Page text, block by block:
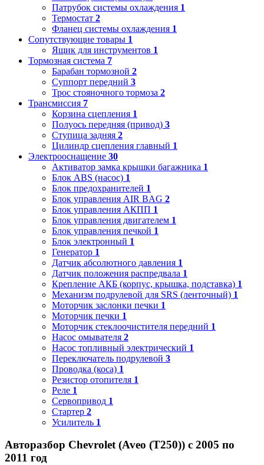
Патрубок системы охлаждения 1
Термостат 2
Фланец системы охлаждения 1
Сопутствующие товары 1
Ящик для инструментов 1
Тормозная система 7
Барабан тормозной 2
Суппорт передний 3
Трос стояночного тормоза 2
Трансмиссия 7
Корзина сцепления 1
Полуось передняя (привод) 3
Ступица задняя 2
Цилиндр сцепления главный 1
Электрооснащение 30
Активатор замка крышки багажника 1
Блок ABS (насос) 1
Блок предохранителей 1
Блок управления AIR BAG 2
Блок управления АКПП 1
Блок управления двигателем 1
Блок управления печкой 1
Блок электронный 1
Генератор 1
Датчик абсолютного давления 1
Датчик положения распредвала 1
Крепление АКБ (корпус, крышка, подставка) 1
Механизм подрулевой для SRS (ленточный) 1
Моторчик заслонки печки 1
Моторчик печки 1
Моторчик стеклоочистителя передний 1
Насос омывателя 2
Насос топливный электрический 1
Переключатель подрулевой 3
Проводка (коса) 1
Резистор отопителя 1
Реле 1
Сервопривод 1
Стартер 2
Усилитель 1
Авторазбор Chevrolet (Aveo (T250)) с 2005 по
2011 год